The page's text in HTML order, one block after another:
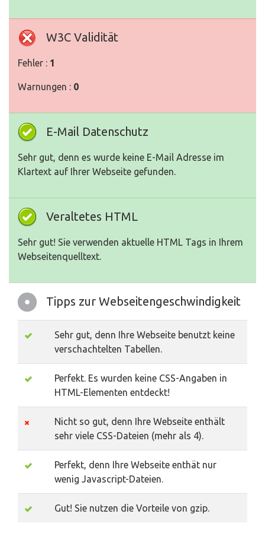
W3C Validität
Fehler : 1
Warnungen : 0
E-Mail Datenschutz
Sehr gut, denn es wurde keine E-Mail Adresse im
Klartext auf Ihrer Webseite gefunden.
Veraltetes HTML
Sehr gut! Sie verwenden aktuelle HTML Tags in Ihrem
Webseitenquelltext.
Tipps zur Webseitengeschwindigkeit
Sehr gut, denn Ihre Webseite benutzt keine
verschachtelten Tabellen.
Perfekt. Es wurden keine CSS-Angaben in
HTML-Elementen entdeckt!
Nicht so gut, denn Ihre Webseite enthält
sehr viele CSS-Dateien (mehr als 4).
Perfekt, denn Ihre Webseite enthät nur
wenig Javascript-Dateien.
Gut! Sie nutzen die Vorteile von gzip.